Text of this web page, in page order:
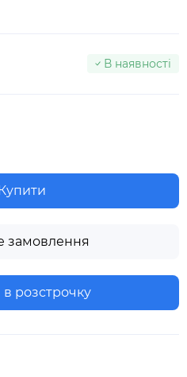
В наявності
Купити
замовлення
в розстрочку